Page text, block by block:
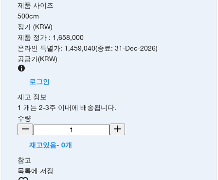
제품 사이즈
500cm
정가 (KRW)
제품 정가 : 1,658,000
온라인 특별가: 1,459,040(종료:31-Dec-2026)
공급가(KRW)
로그인
재고 정보
1 개는 2-3주 이내에 배송됩니다.
수량
재고있음- 0개
참고
목록에 저장